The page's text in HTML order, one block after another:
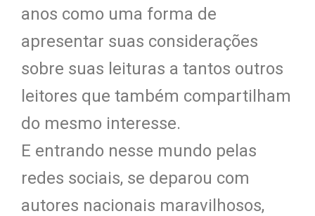
anos como uma forma de
apresentar suas considerações
sobre suas leituras a tantos outros
leitores que também compartilham
do mesmo interesse.
E entrando nesse mundo pelas
redes sociais, se deparou com
autores nacionais maravilhosos,